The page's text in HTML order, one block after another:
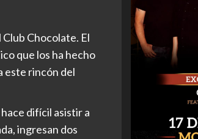
Club Chocolate. El
que los ha hecho
este rincón del
difícil asistir a
ingresan dos